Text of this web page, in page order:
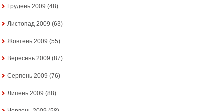
Грудень 2009 (48)
Листопад 2009 (63)
Жовтень 2009 (55)
Вересень 2009 (87)
Серпень 2009 (76)
Липень 2009 (88)